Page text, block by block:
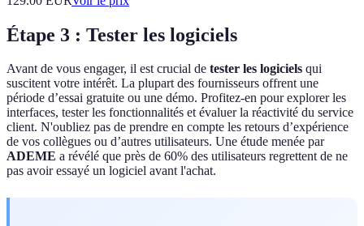
Étape 3 : Tester les logiciels
Avant de vous engager, il est crucial de tester les logiciels qui
suscitent votre intérêt. La plupart des fournisseurs offrent une
période d’essai gratuite ou une démo. Profitez-en pour explorer les
interfaces, tester les fonctionnalités et évaluer la réactivité du service
client. N'oubliez pas de prendre en compte les retours d’expérience
de vos collègues ou d’autres utilisateurs. Une étude menée par
ADEME a révélé que près de 60% des utilisateurs regrettent de ne
pas avoir essayé un logiciel avant l'achat.